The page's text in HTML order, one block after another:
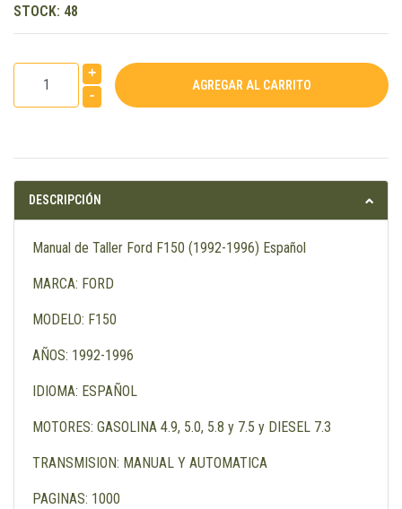
STOCK: 48
+
-
DESCRIPCIÓN
Manual de Taller Ford F150 (1992-1996) Español
MARCA: FORD
MODELO: F150
AÑOS: 1992-1996
IDIOMA: ESPAÑOL
MOTORES: GASOLINA 4.9, 5.0, 5.8 y 7.5 y DIESEL 7.3
TRANSMISION: MANUAL Y AUTOMATICA
PAGINAS: 1000